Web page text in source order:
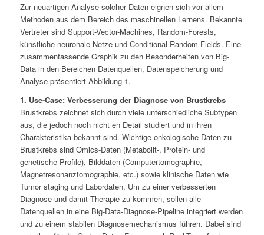
Zur neuartigen Analyse solcher Daten eignen sich vor allem
Methoden aus dem Bereich des maschinellen Lernens. Bekannte
Vertreter sind Support-Vector-Machines, Random-Forests,
künstliche neuronale Netze und Conditional-Random-Fields. Eine
zusammenfassende Graphik zu den Besonderheiten von Big-
Data in den Bereichen Datenquellen, Datenspeicherung und
Analyse präsentiert Abbildung 1.
1. Use-Case: Verbesserung der Diagnose von Brustkrebs
Brustkrebs zeichnet sich durch viele unterschiedliche Subtypen
aus, die jedoch noch nicht en Detail studiert und in ihren
Charakteristika bekannt sind. Wichtige onkologische Daten zu
Brustkrebs sind Omics-Daten (Metabolit-, Protein- und
genetische Profile), Bilddaten (Computertomographie,
Magnetresonanztomographie, etc.) sowie klinische Daten wie
Tumor staging und Labordaten. Um zu einer verbesserten
Diagnose und damit Therapie zu kommen, sollen alle
Datenquellen in eine Big-Data-Diagnose-Pipeline integriert werden
und zu einem stabilen Diagnosemechanismus führen. Dabei sind